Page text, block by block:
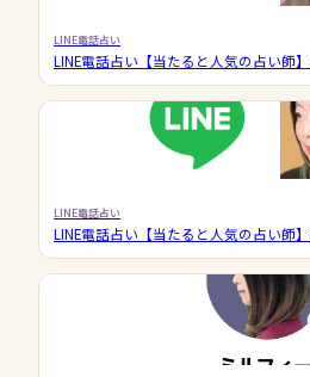
LINE電話占い
LINE電話占い【当たると人気の占い師
LINE電話占い
LINE電話占い【当たると人気の占い師